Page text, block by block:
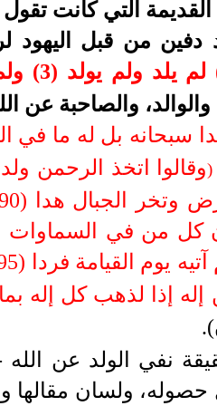
التي كانت
من قبل اليهود
والصاحبة عن
سبحانه بل له ما
)
ينبغي للرحمن أن يتخذ ولدا (92) إن
إذا لذهب كل إله
.
نفي الولد عن
ولسان مقالها